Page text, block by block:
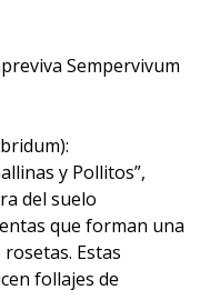
Sempervivum
y Pollitos”,
del suelo
que forman una
Estas
follajes de